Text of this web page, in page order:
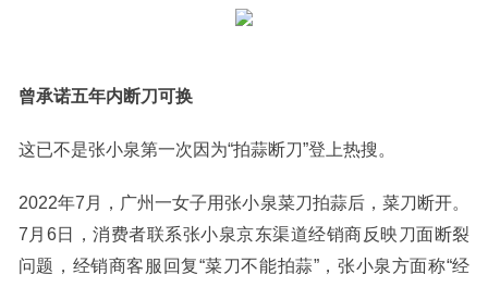
曾承诺五年内断刀可换
这已不是张小泉第一次因为“拍蒜断刀”登上热搜。
2022年7月，广州一女子用张小泉菜刀拍蒜后，菜刀断开。
7月6日，消费者联系张小泉京东渠道经销商反映刀面断裂
问题，经销商客服回复“菜刀不能拍蒜”，张小泉方面称“经